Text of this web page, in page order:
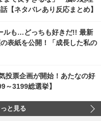
【ネタバレあり反応まとめ】
ルも…どっちも好きだ!! 最新
表紙を公開！「成長した私の
投票企画が開始！あたなの好
～3199総選挙】
と見る